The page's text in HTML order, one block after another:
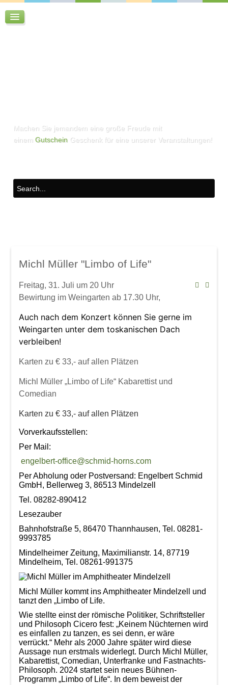
Machen Sie jemandem eine große Freude mit
einemGutschein Geschenk für eine unserer Veranstaltungen!
Galerien
Kanar. Weinfest 2008
Veranstaltungen
Weinschwätzle
im Mindelsaal
Weine
im Amphitheater
Heinrich del Core: Jetzt knommts
Beschde aus 10 Jahren
Rotkäppchen und der arme Wolf -
Münchner Theater für Kinder
Blech & Co. 2026
Joy of Voice - The Greatest Hits
Michl Müller "Limbo of Life"
VERANSTALTUNGS ÜBERSICHT
Buchung
Kontakt
Michl Müller "Limbo of Life"
Freitag, 31. Juli um 20 Uhr
Bewirtung im Weingarten ab 17.30 Uhr,
Auch nach dem Konzert können Sie gerne im
Weingarten unter dem toskanischen Dach
verbleiben!
Karten zu € 33,- auf allen Plätzen
Michl Müller „Limbo of Life“ Kabarettist und
Comedian
Karten zu € 33,- auf allen Plätzen
Vorverkaufsstellen:
Per Mail:
engelbert-office@schmid-horns.com
Per Abholung oder Postversand: Engelbert Schmid
GmbH, Bellerweg 3, 86513 Mindelzell
Tel. 08282-890412
Lesezauber
Bahnhofstraße 5, 86470 Thannhausen, Tel. 08281-
9993785
Mindelheimer Zeitung, Maximilianstr. 14, 87719
Mindelheim, Tel. 08261-991375
Michl Müller kommt ins Amphitheater Mindelzell und
tanzt den „Limbo of Life.
Wie stellte einst der römische Politiker, Schriftsteller
und Philosoph Cicero fest: „Keinem Nüchternen wird
es einfallen zu tanzen, es sei denn, er wäre
verrückt.“ Mehr als 2000 Jahre später wird diese
Aussage nun erstmals widerlegt. Durch Michl Müller,
Kabarettist, Comedian, Unterfranke und Fastnachts-
Philosoph. 2024 startet sein neues Bühnen-
Programm „Limbo of Life“. In dem beweist der